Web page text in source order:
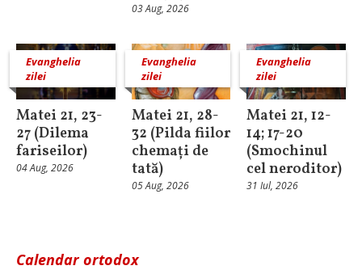
03 Aug, 2026
Evanghelia
zilei
Matei 21, 23-
27 (Dilema
fariseilor)
04 Aug, 2026
Evanghelia
zilei
Matei 21, 28-
32 (Pilda fiilor
chemați de
tată)
05 Aug, 2026
Evanghelia
zilei
Matei 21, 12-
14; 17-20
(Smochinul
cel neroditor)
31 Iul, 2026
Calendar ortodox